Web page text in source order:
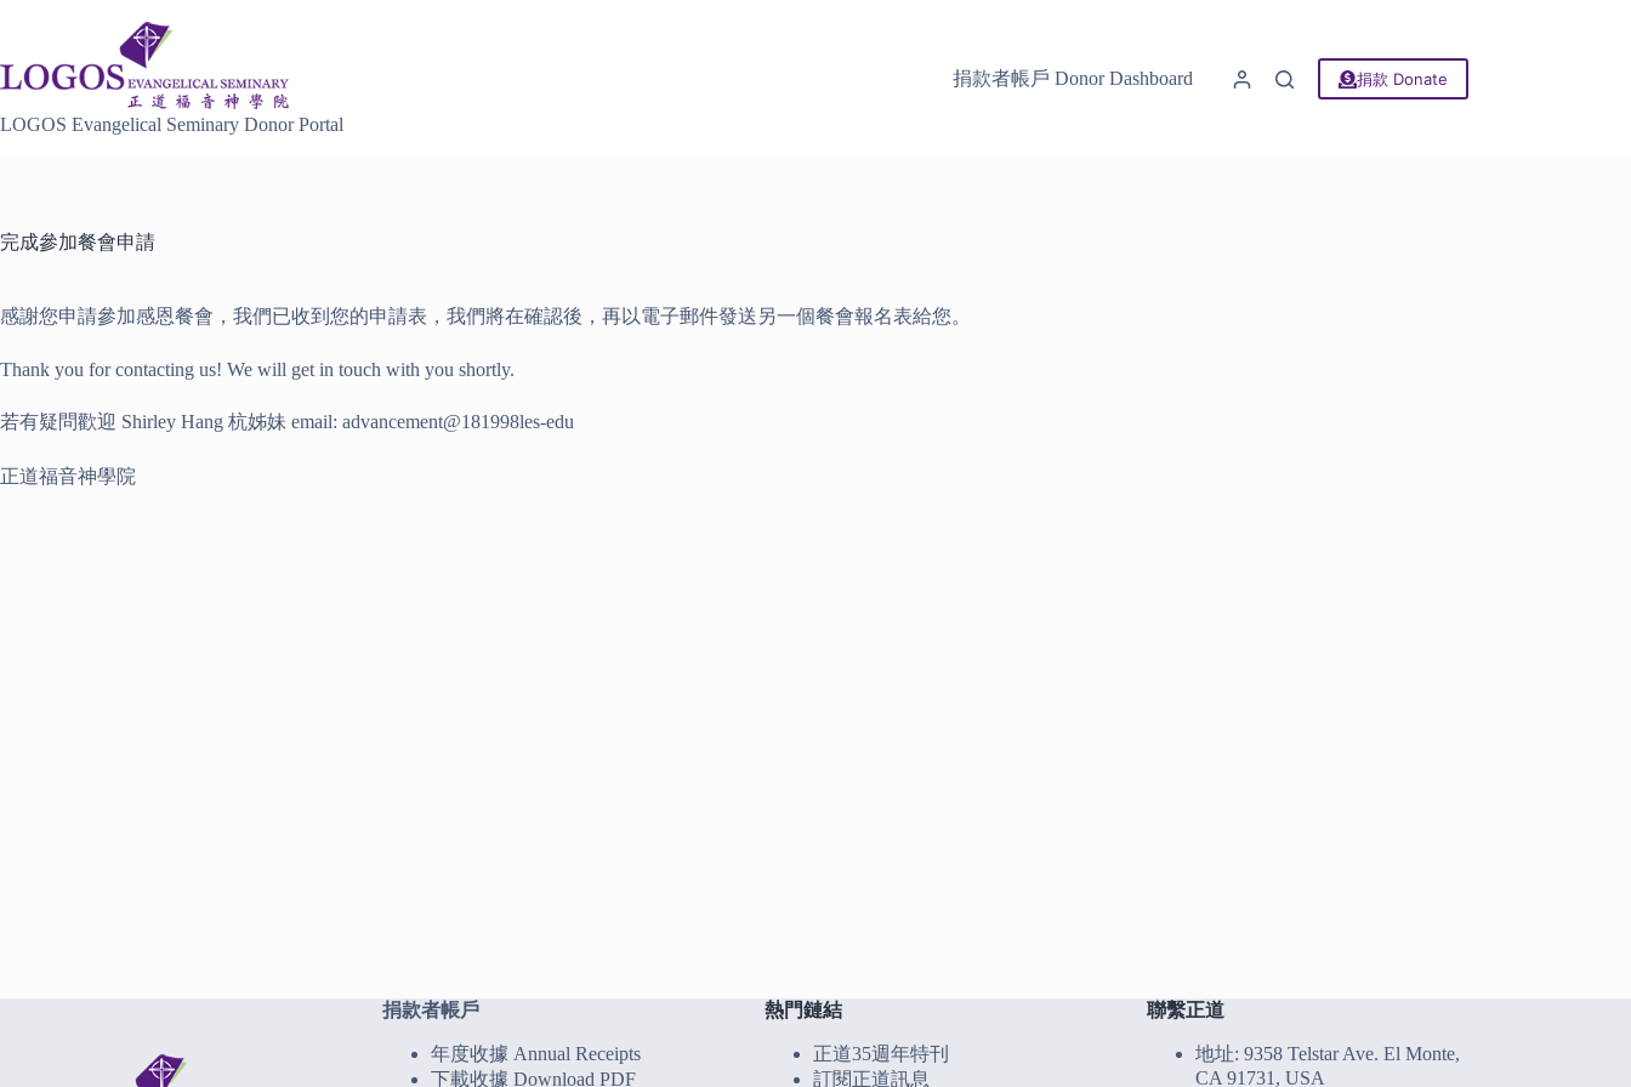
LOGOS Evangelical Seminary Donor Portal
捐款者帳戶 Donor Dashboard 捐款 Donate
完成參加餐會申請
感謝您申請參加感恩餐會，我們已收到您的申請表，我們將在確認後，再以電子郵件發送另一個餐會報名表給您。
Thank you for contacting us! We will get in touch with you shortly.
若有疑問歡迎 Shirley Hang 杭姊妹 email: advancement@181998les-edu
正道福音神學院
捐款者帳戶
年度收據 Annual Receipts
下載收據 Download PDF
熱門鏈結
正道35週年特刊
訂閱正道訊息
聯繫正道
地址: 9358 Telstar Ave. El Monte,
CA 91731, USA